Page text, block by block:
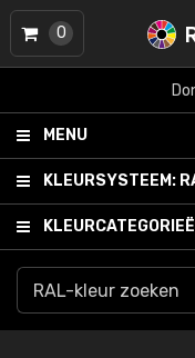
MENU
KLEURSYSTEEM:
0